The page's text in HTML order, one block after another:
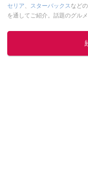
セリア、 スターバックスなど
を通してご紹介。話題のグル
レビューしています。毎日ト
してくだ